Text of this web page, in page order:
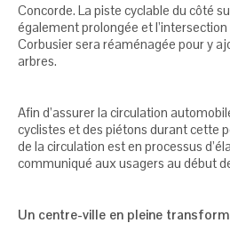
Concorde. La piste cyclable du côté
également prolongée et
Corbusier sera réaménagée pour y
arbres.
Afin d’assurer la circulation
cyclistes et des piétons durant cette
de la circulation est en processus
communiqué aux usagers au début
Un centre-ville en pleine